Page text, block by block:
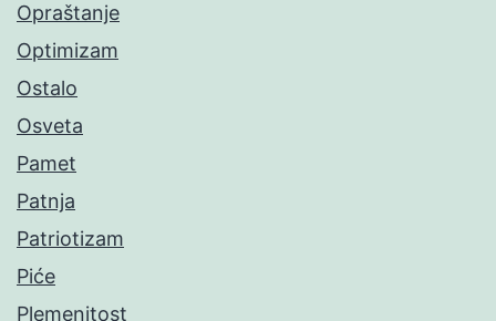
Opraštanje
Optimizam
Ostalo
Osveta
Pamet
Patnja
Patriotizam
Piće
Plemenitost